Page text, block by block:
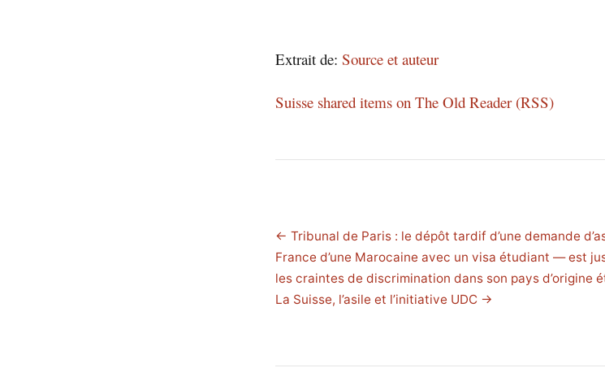
Extrait de: Source et auteur
Suisse shared items on The Old Reader (RSS)
← Tribunal de Paris : le dépôt tardif d’une demande
France d’une Marocaine avec un visa étudiant — est
les craintes de discrimination dans son pays d’origine
La Suisse, l’asile et l’initiative UDC →